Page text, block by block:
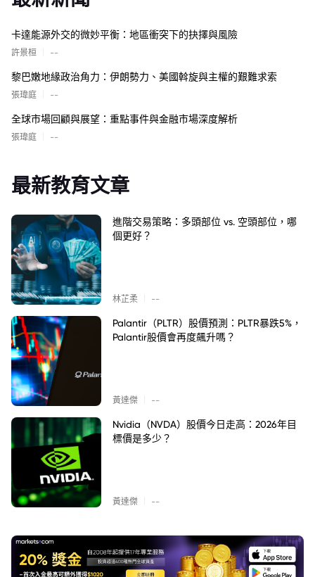
卡達能源外交的微妙平衡：地區衝突下的抉擇與風險
許景桓 --
黎巴嫩地緣政治角力：伊朗勢力、美國斡旋與主權的艱難求索
張瑋庭 --
全球市場回顧與展望：重點事件與金融市場深度解析
張瑋庭 --
最新教育文章
進階交易策略：多頭部位 vs. 空頭部位，哪
個更好？
林芷柔 --
Palantir（PLTR）股價預測：PLTR暴跌5%，
Palantir股價會再度飆升嗎？
黃達傑 --
Nvidia（NVDA）股價今日走高：2026年目
標價是多少？
黃達傑 --